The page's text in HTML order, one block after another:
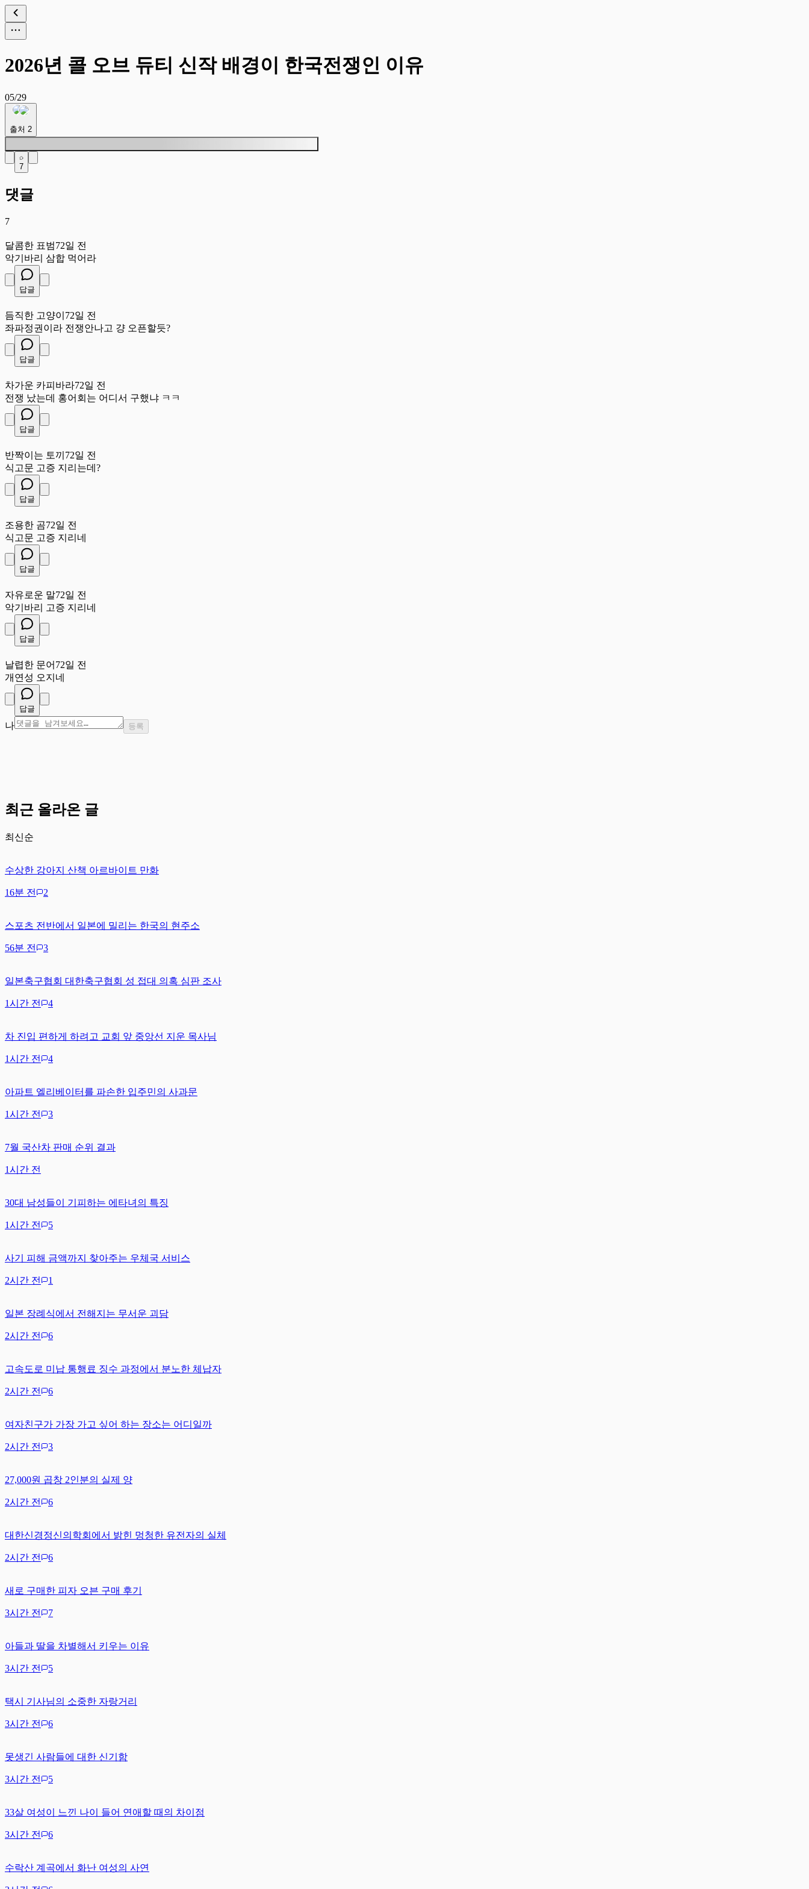
2026년 콜 오브 듀티 신작 배경이 한국전쟁인 이유
05/29
출처 2
7
댓글
7
달콤한 표범72일 전
악기바리 삼합 먹어라
답글
듬직한 고양이 72일 전
좌파정권이라 전쟁안나고 걍 오픈할듯?
답글
차가운 카피바라72일 전
전쟁 났는데 홍어회는 어디서 구했냐 ㅋㅋ
답글
반짝이는 토끼 72일 전
식고문 고증 지리는데?
답글
조용한 곰72일 전
식고문 고증 지리네
답글
자유로운 말72일 전
악기바리 고증 지리네
답글
날렵한 문어 72일 전
개연성 오지네
답글
나 등록
최근 올라온 글
최신순
수상한 강아지 산책 아르바이트 만화
16분 전 2
스포츠 전반에서 일본에 밀리는 한국의 현주소
56분 전 3
일본축구협회 대한축구협회 성 접대 의혹 심판 조사
1시간 전 4
차 진입 편하게 하려고 교회 앞 중앙선 지운 목사님
1시간 전 4
아파트 엘리베이터를 파손한 입주민의 사과문
1시간 전 3
7월 국산차 판매 순위 결과
1시간 전
30대 남성들이 기피하는 에타녀의 특징
1시간 전 5
사기 피해 금액까지 찾아주는 우체국 서비스
2시간 전 1
일본 장례식에서 전해지는 무서운 괴담
2시간 전 6
고속도로 미납 통행료 징수 과정에서 분노한 체납자
2시간 전 6
여자친구가 가장 가고 싶어 하는 장소는 어디일까
2시간 전 3
27,000원 곱창 2인분의 실제 양
2시간 전 6
대한신경정신의학회에서 밝힌 멍청한 유전자의 실체
2시간 전 6
새로 구매한 피자 오븐 구매 후기
3시간 전 7
아들과 딸을 차별해서 키우는 이유
3시간 전 5
택시 기사님의 소중한 자랑거리
3시간 전 6
못생긴 사람들에 대한 신기함
3시간 전 5
33살 여성이 느낀 나이 들어 연애할 때의 차이점
3시간 전 6
수락산 계곡에서 화난 여성의 사연